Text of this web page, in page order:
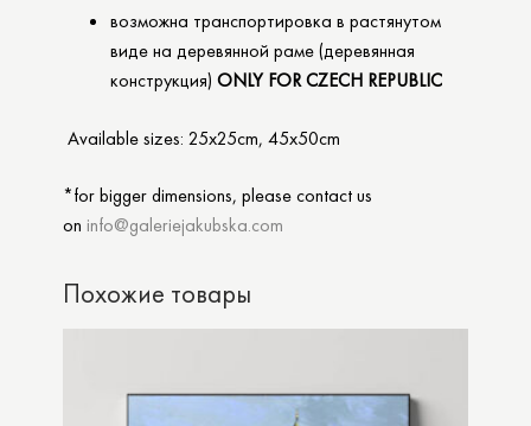
возможна транспортировка в растянутом
виде на деревянной раме (деревянная
конструкция) ONLY FOR CZECH REPUBLIC
Available sizes: 25x25cm, 45x50cm
*for bigger dimensions, please contact us
on info@galeriejakubska.com
Похожие товары